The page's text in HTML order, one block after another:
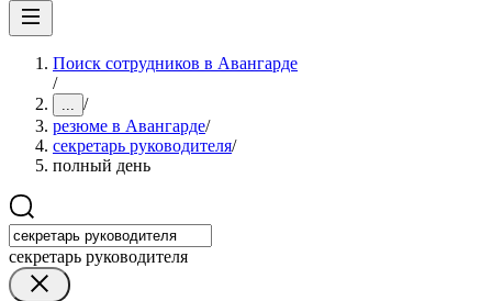
Поиск сотрудников в Авангарде
/
... /
резюме в Авангарде/
секретарь руководителя/
полный день
секретарь руководителя